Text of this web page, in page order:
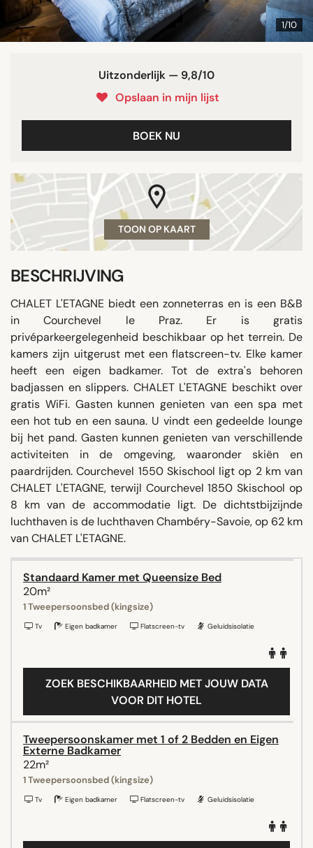
1/10
Uitzonderlijk — 9,8/10
Opslaan in mijn lijst
BOEK NU
TOON OP KAART
BESCHRIJVING
CHALET L'ETAGNE biedt een zonneterras en is een B&B
in Courchevel le Praz. Er is gratis
privéparkeergelegenheid beschikbaar op het terrein. De
kamers zijn uitgerust met een flatscreen-tv. Elke kamer
heeft een eigen badkamer. Tot de extra's behoren
badjassen en slippers. CHALET L'ETAGNE beschikt over
gratis WiFi. Gasten kunnen genieten van een spa met
een hot tub en een sauna. U vindt een gedeelde lounge
bij het pand. Gasten kunnen genieten van verschillende
activiteiten in de omgeving, waaronder skiën en
paardrijden. Courchevel 1550 Skischool ligt op 2 km van
CHALET L'ETAGNE, terwijl Courchevel 1850 Skischool op
8 km van de accommodatie ligt. De dichtstbijzijnde
luchthaven is de luchthaven Chambéry-Savoie, op 62 km
van CHALET L'ETAGNE.
Standaard Kamer met Queensize Bed
20m²
1 Tweepersoonsbed (kingsize)
Tv Eigen badkamer Flatscreen-tv Geluidsisolatie
ZOEK BESCHIKBAARHEID MET JOUW DATA
VOOR DIT HOTEL
Tweepersoonskamer met 1 of 2 Bedden en Eigen
Externe Badkamer
22m²
1 Tweepersoonsbed (kingsize)
Tv Eigen badkamer Flatscreen-tv Geluidsisolatie